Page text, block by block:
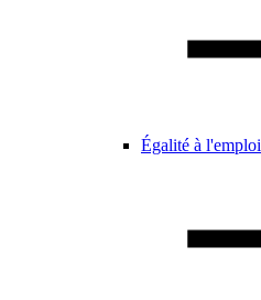
Égalité à l'emploi